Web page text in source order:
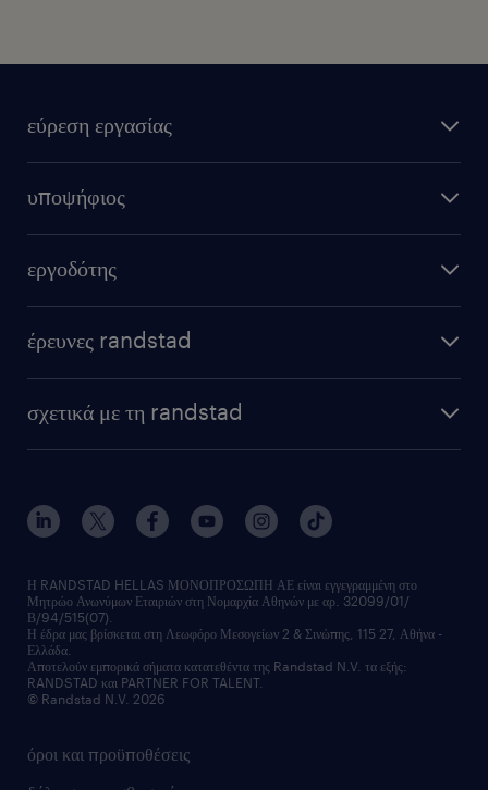
εύρεση εργασίας
υποψήφιος
εργοδότης
έρευνες randstad
σχετικά με τη randstad
όροι και προϋποθέσεις
Η RANDSTAD HELLAS ΜΟΝΟΠΡΟΣΩΠΗ ΑΕ είναι εγγεγραμμένη στο
Μητρώο Ανωνύμων Εταιριών στη Νομαρχία Αθηνών με αρ. 32099/01/
Β/94/515(07).
Η έδρα μας βρίσκεται στη Λεωφόρο Μεσογείων 2 & Σινώπης, 115 27, Αθήνα -
Ελλάδα.
Αποτελούν εμπορικά σήματα κατατεθέντα της Randstad N.V. τα εξής:
RANDSTAD και PARTNER FOR TALENT.
© Randstad N.V. 2026